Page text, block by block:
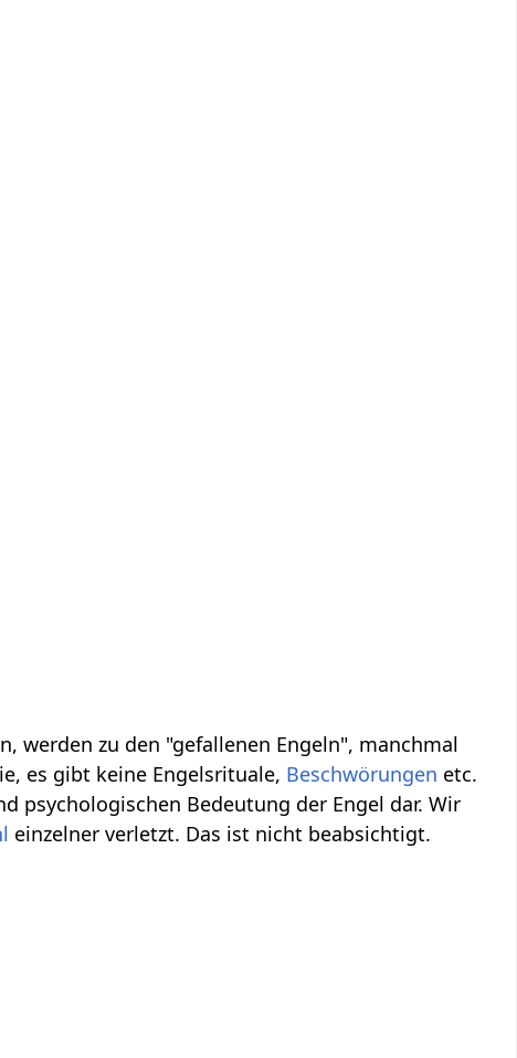
werden zu den "gefallenen Engeln", manchmal
es gibt keine Engelsrituale, Beschwörungen etc.
psychologischen Bedeutung der Engel dar. Wir
einzelner verletzt. Das ist nicht beabsichtigt.